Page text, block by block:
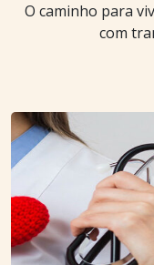
O caminho para
com